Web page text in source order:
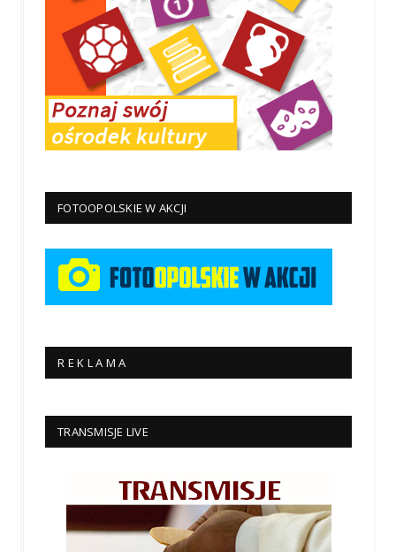
FOTOOPOLSKIE W AKCJI
R E K L A M A
TRANSMISJE LIVE